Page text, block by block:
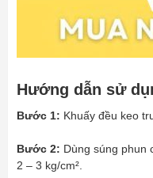
Hướng dẫn sử
Bước 1: Khuấy đều keo
Bước 2: Dùng súng phun
2 – 3 kg/cm².